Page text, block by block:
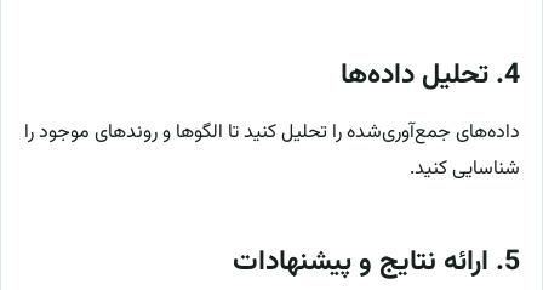
4. تحلیل داده‌ها
داده‌های جمع‌آوری‌شده را تحلیل کنید تا الگوها و روندهای موجود را
شناسایی کنید.
5. ارائه نتایج و پیشنهادات